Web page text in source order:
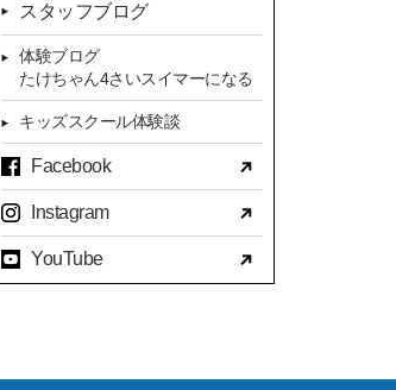
2023年11月(13)
2023年10月(9)
2023年09月(10)
2023年08月(9)
2023年07月(17)
2023年06月(9)
2023年05月(11)
2023年02月(8)
スタッフブログ
体験ブログ
たけちゃん4さいスイマーになる
キッズスクール体験談
Facebook
Instagram
YouTube